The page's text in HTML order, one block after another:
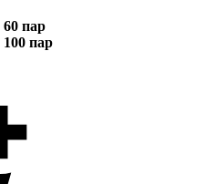
60 пар
100 пар